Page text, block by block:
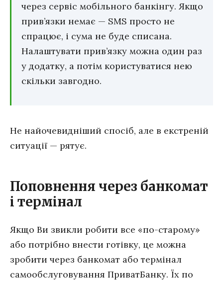
через сервіс мобільного банкінгу. Якщо
прив’язки немає — SMS просто не
спрацює, і сума не буде списана.
Налаштувати прив’язку можна один раз
у додатку, а потім користуватися нею
скільки завгодно.
Не найочевидніший спосіб, але в екстреній
ситуації — рятує.
Поповнення через банкомат
і термінал
Якщо Ви звикли робити все «по-старому»
або потрібно внести готівку, це можна
зробити через банкомат або термінал
самообслуговування ПриватБанку. Їх по